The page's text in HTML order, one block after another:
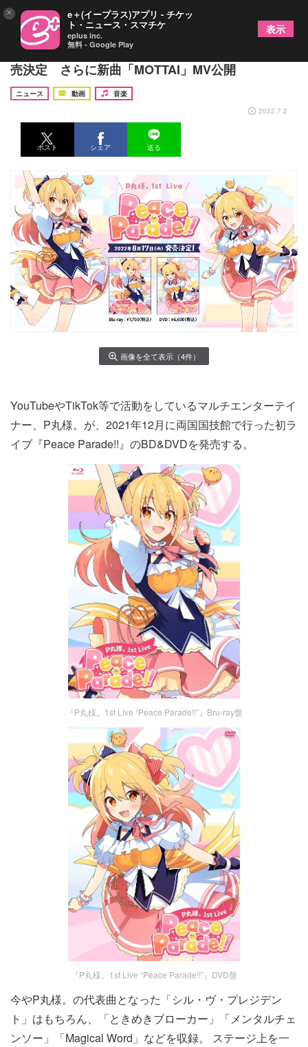
『P丸様。1st Live “Peace Parade!!”』BD&DVD発
売決定 さらに新曲「MOTTAI」MV公開
ニュース 動画
音楽
2022.7.2
ポスト シェア 送る
画像を全て表示（4件）
YouTubeやTikTok等で活動をしているマルチエンターテイ
ナー、P丸様。が、2021年12月に両国国技館で行った初ラ
イブ『Peace Parade!!』のBD&DVDを発売する。
『P丸様。1st Live “Peace Parade!!”』Bru-ray盤
『P丸様。1st Live “Peace Parade!!”』DVD盤
今やP丸様。の代表曲となった「シル・ヴ・プレジデン
ト」はもちろん、「ときめきブローカー」「メンタルチェ
ンソー」「Magical Word」などを収録。 ステージ上を一
× e＋(イープラス)アプリ - チケッ
ト・ニュース・スマチケ
eplus inc.
無料 - Google Play
表示